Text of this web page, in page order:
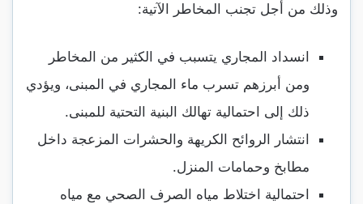
وذلك من أجل تجنب المخاطر الآتية:
انسداد المجاري يتسبب في الكثير من المخاطر
ومن أبرزهم تسرب ماء المجاري في المبنى، ويؤدي
ذلك إلى احتمالية تهالك البنية التحتية للمبنى.
انتشار الروائح الكريهة والحشرات المزعجة داخل
مطابخ وحمامات المنزل.
احتمالية اختلاط مياه الصرف الصحي مع مياه